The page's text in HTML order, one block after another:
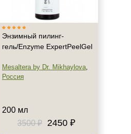
Энзимный пилинг-
гель/Enzyme ExpertPeelGel
Mesaltera by Dr. Mikhaylova,
Россия
200 мл
3500 ₽
2450 ₽